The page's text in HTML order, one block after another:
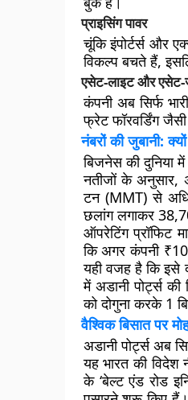
प्राइसिंग पावर
चूंकि इंपोर्टर्स और
विकल्प बचते हैं,
एसेट-लाइट और एसेट-
कंपनी अब सिर्फ
फ्रेट फॉरवर्डिंग
नंबरों की जुबानी:
बिजनेस की दुनिया में
नतीजों के अनुसार,
टन (MMT) से
छलांग लगाकर
ऑपरेटिंग प्रॉफिट
कि अगर कंपनी
यही वजह है कि इसे
में अडानी पोर्ट्स
को दोगुना करके 1
वैश्विक बिसात पर
अडानी पोर्ट्स अब
यह भारत की विदेश
के ‘बेल्ट एंड रोड